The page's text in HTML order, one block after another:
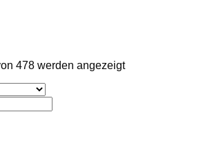
478 werden angezeigt